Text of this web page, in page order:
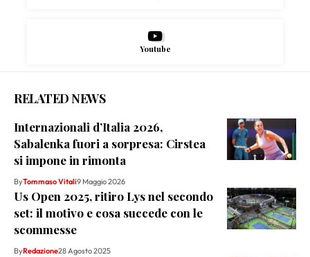
Youtube
RELATED NEWS
Internazionali d’Italia 2026,
Sabalenka fuori a sorpresa: Cirstea
si impone in rimonta
ByTommaso Vitali9 Maggio 2026
Us Open 2025, ritiro Lys nel secondo
set: il motivo e cosa succede con le
scommesse
ByRedazione28 Agosto 2025